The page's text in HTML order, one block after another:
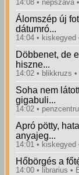
14:08 nepszava
Álomszép új
dátumró...
14:04 kiskegyed
Döbbenet, de
hiszne...
14:02 blikkruzs
Soha nem
gigabuli...
14:02
Apró pötty,
anyajeg...
14:01 kiskegyed
Hőbörgés a
14:00 librarius